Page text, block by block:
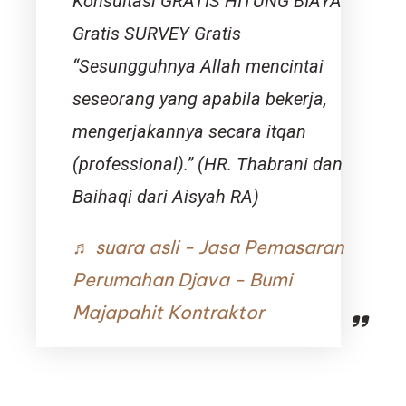
Gratis SURVEY Gratis
“Sesungguhnya Allah mencintai
seseorang yang apabila bekerja,
mengerjakannya secara itqan
(professional).” (HR. Thabrani dan
Baihaqi dari Aisyah RA)
♬ suara asli - Jasa Pemasaran
Perumahan Djava - Bumi
Majapahit Kontraktor